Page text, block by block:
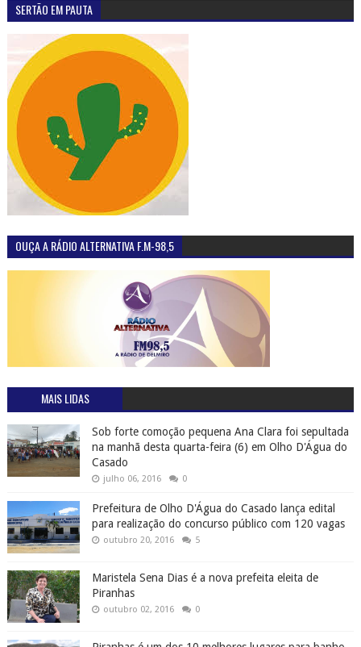
SERTÃO EM PAUTA
OUÇA A RÁDIO ALTERNATIVA F.M-98,5
MAIS LIDAS
Sob forte comoção pequena Ana Clara foi sepultada
na manhã desta quarta-feira (6) em Olho D'Água do
Casado
julho 06, 2016 0
Prefeitura de Olho D'Água do Casado lança edital
para realização do concurso público com 120 vagas
outubro 20, 2016 5
Maristela Sena Dias é a nova prefeita eleita de
Piranhas
outubro 02, 2016 0